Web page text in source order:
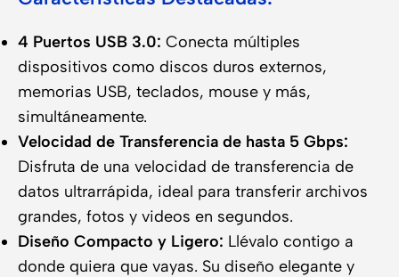
4 Puertos USB 3.0: Conecta múltiples
dispositivos como discos duros externos,
memorias USB, teclados, mouse y más,
simultáneamente.
Velocidad de Transferencia de hasta 5 Gbps:
Disfruta de una velocidad de transferencia de
datos ultrarrápida, ideal para transferir archivos
grandes, fotos y videos en segundos.
Diseño Compacto y Ligero: Llévalo contigo a
donde quiera que vayas. Su diseño elegante y